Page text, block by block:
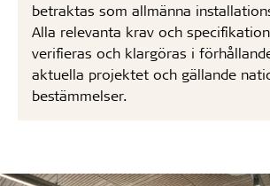
betraktas som allmänna
Alla relevanta krav och
verifieras och klargöras i
aktuella projektet och gällande
bestämmelser.